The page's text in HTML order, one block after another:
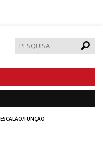
ESCALÃO/FUNÇÃO